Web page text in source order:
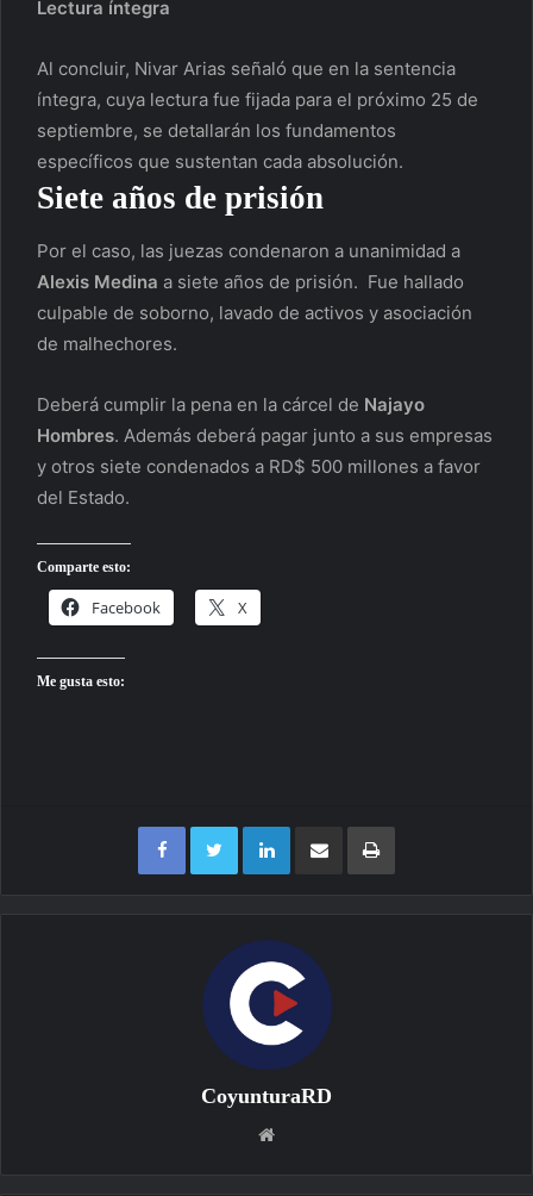
Lectura íntegra
Al concluir, Nivar Arias señaló que en la sentencia
íntegra, cuya lectura fue fijada para el próximo 25 de
septiembre, se detallarán los fundamentos
específicos que sustentan cada absolución.
Siete años de prisión
Por el caso, las juezas condenaron a unanimidad a
Alexis Medina a siete años de prisión. Fue hallado
culpable de soborno, lavado de activos y asociación
de malhechores.
Deberá cumplir la pena en la cárcel de Najayo
Hombres. Además deberá pagar junto a sus empresas
y otros siete condenados a RD$ 500 millones a favor
del Estado.
Comparte esto:
Facebook X
Me gusta esto:
FacebookTwitterLinkedInCompartir por correo electrónicoImprimir
CoyunturaRD
Sitio